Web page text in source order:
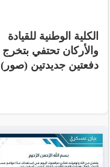
الكلية الوطنية للقيادة
والأركان تحتفي بتخرج
دفعتين جديدتين (صور)